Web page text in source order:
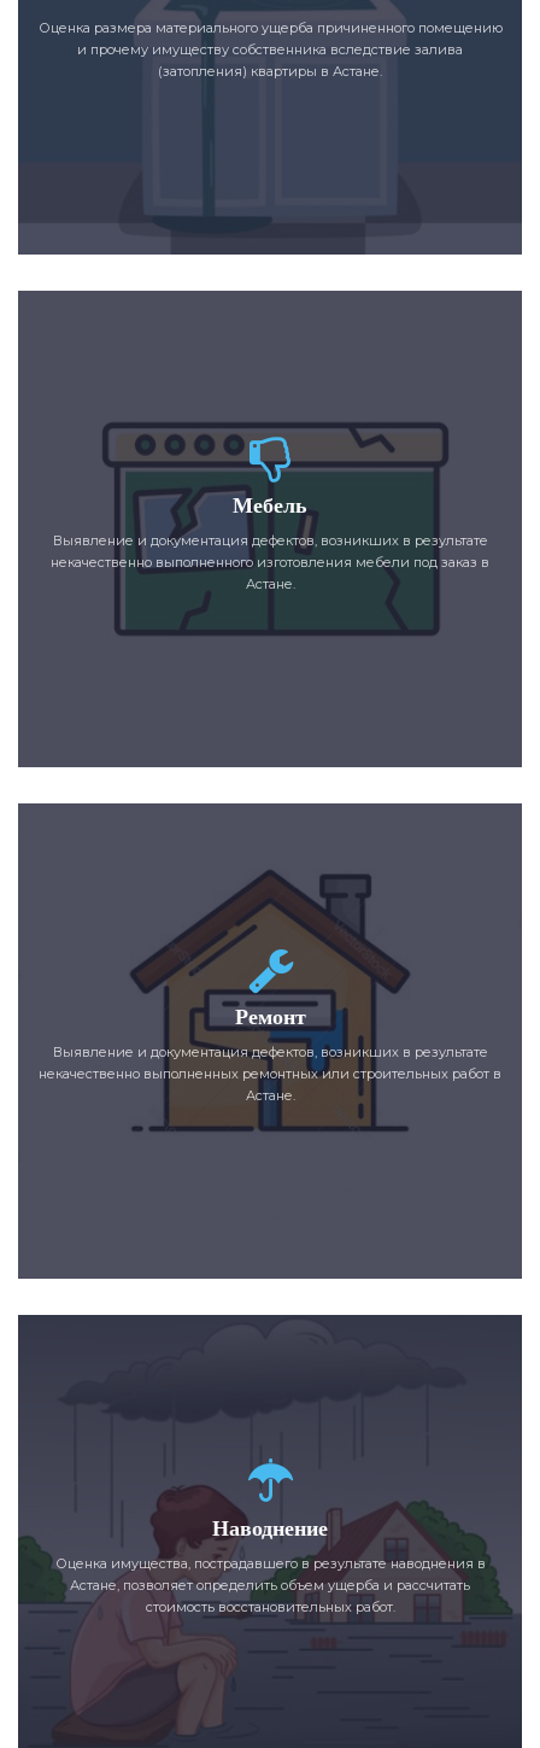
Оценка размера материального ущерба причиненного помещению
и прочему имуществу собственника вследствие залива
(затопления) квартиры в Астане.
Мебель
Выявление и документация дефектов, возникших в результате
некачественно выполненного изготовления мебели под заказ в
Астане.
Ремонт
Выявление и документация дефектов, возникших в результате
некачественно выполненных ремонтных или строительных работ в
Астане.
Наводнение
Оценка имущества, пострадавшего в результате наводнения в
Астане, позволяет определить объем ущерба и рассчитать
стоимость восстановительных работ.